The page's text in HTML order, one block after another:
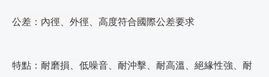
公差：內徑、外徑、高度符合國際公差要求
特點： 耐磨損、低噪音、耐沖擊、耐高溫、絕緣性強、耐